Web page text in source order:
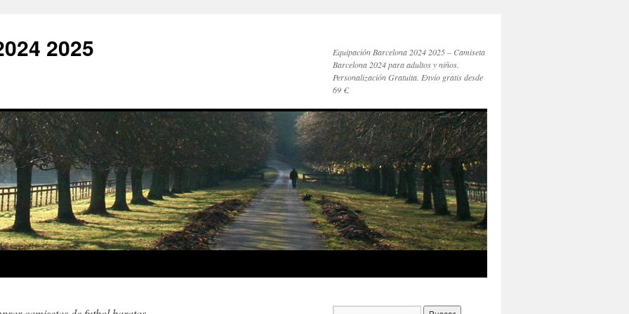
2025
Equipación Barcelona 2024 2025 – Camiseta
Barcelona 2024 para adultos y niños.
Personalización Gratuita. Envío gratis desde
69 €.